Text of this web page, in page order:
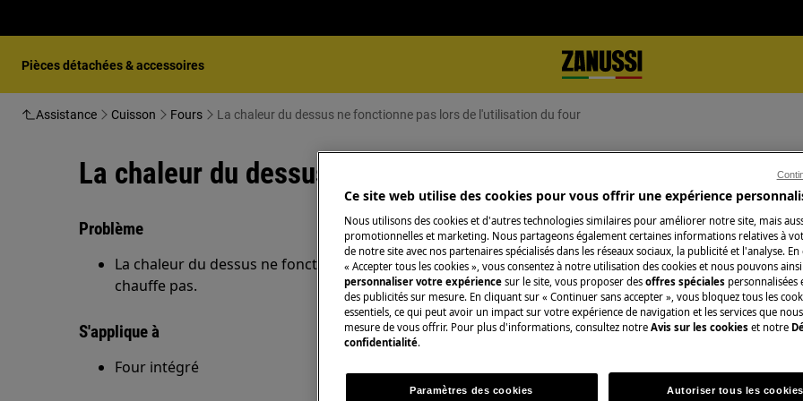
Pièces détachées & accessoires
Assistance Cuisson Fours La chaleur du dessus ne fonctionne pas lors de l'utilisation du four
La chaleur du dessus ne fonctionne pas lors de l'utilisation
Problème
La chaleur du dessus ne fonctionne pas lors de l'utilisation du four. Le four ne
chauffe pas.
S'applique à
Four intégré
Réparation par
Fixez un rendez-
qualifiés Zanussi
qualités
Réserver une
Ce site web utilise des cookies pour vous offrir une expérience
Nous utilisons des cookies et d'autres technologies similaires pour améliorer notre site, mais
promotionnelles et marketing. Nous partageons également certaines informations relatives à
de notre site avec nos partenaires spécialisés dans les réseaux sociaux, la publicité et l'analyse.
« Accepter tous les cookies », vous consentez à notre utilisation des cookies et nous pouvons ainsi
personnaliser votre expérience sur le site, vous proposer des offres spéciales
des publicités sur mesure. En cliquant sur « Continuer sans accepter », vous bloquez tous les
essentiels, ce qui peut avoir un impact sur votre expérience de navigation et les services que
mesure de vous offrir. Pour plus d'informations, consultez notre Avis sur les cookies et notre
confidentialité.
Paramètres des cookies Autoriser tous les cookies